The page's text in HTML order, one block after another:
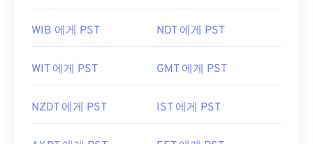
WIB 에게 PST NDT 에게 PST
WIT 에게 PST GMT 에게 PST
NZDT 에게 PST IST 에게 PST